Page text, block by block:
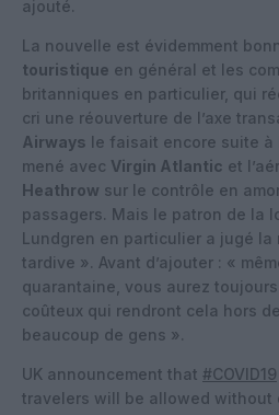
ajouté.
La nouvelle est évidemment
touristique en général et les
britanniques en particulier, qui
cri une réouverture de l’axe
Airways le faisait encore suite à
mené avec Virgin Atlantic et
Heathrow sur le contrôle en
passagers. Mais le patron de la
Lundgren en particulier a jugé la
tardive ». Avant d’ajouter : «
quarantaine, vous aurez
coûteux qui rendront cela hors
beaucoup de gens ».
UK announcement that #COVID19
travelers will be allowed without